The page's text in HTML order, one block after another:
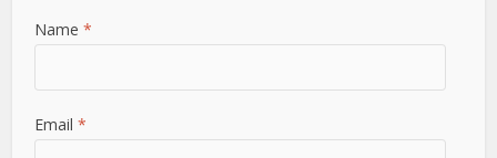
Name *
Email *